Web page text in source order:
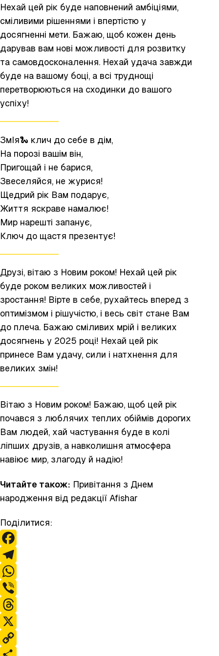
Нехай цей рік буде наповнений амбіціями,
сміливими рішеннями і впертістю у
досягненні мети. Бажаю, щоб кожен день
дарував вам нові можливості для розвитку
та самовдосконалення. Нехай удача завжди
буде на вашому боці, а всі труднощі
перетворюються на сходинки до вашого
успіху!
ЗмІя🐍 клич до себе в дім,
На порозі вашім він,
Пригощай і не барися,
Звеселяйся, не журися!
Щедрий рік Вам подарує,
Життя яскраве намалює!
Мир нарешті запанує,
Ключ до щастя презентує!
Друзі, вітаю з Новим роком! Нехай цей рік
буде роком великих можливостей і
зростання! Вірте в себе, рухайтесь вперед з
оптимізмом і рішучістю, і весь світ стане Вам
до плеча. Бажаю сміливих мрій і великих
досягнень у 2025 році! Нехай цей рік
принесе Вам удачу, сили і натхнення для
великих змін!
Вітаю з Новим роком! Бажаю, щоб цей рік
почався з люблячих теплих обіймів дорогих
Вам людей, хай частування буде в колі
ліпших друзів, а навколишня атмосфера
навіює мир, злагоду й надію!
Читайте також: Привітання з Днем
народження від редакції Afishar
Поділитися:
F
a
c
e
b
o
T
e
e
g
W
h
a
t
V
b
T
h
X